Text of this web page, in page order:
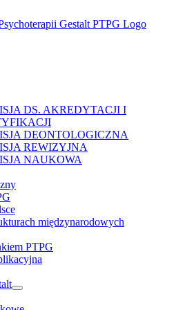
DS. AKREDYTACJI I
DEONTOLOGICZNA
REWIZYJNA
NAUKOWA
międzynarodowych
PTPG